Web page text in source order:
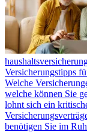
Versicherungstipps
Welche
welche können Sie
lohnt sich ein
benötigen Sie im